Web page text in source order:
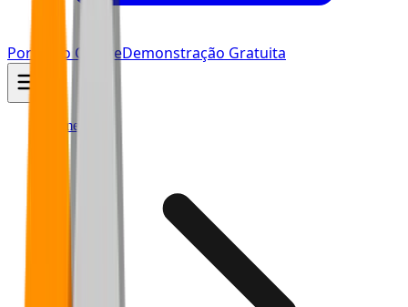
Portal do ClienteDemonstração Gratuita
Home